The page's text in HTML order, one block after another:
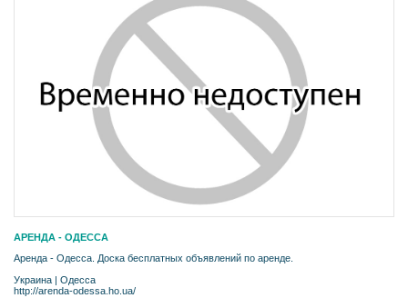
АРЕНДА - ОДЕССА
Аренда - Одесса. Доска бесплатных объявлений по аренде.
Украина | Одесса
http://arenda-odessa.ho.ua/